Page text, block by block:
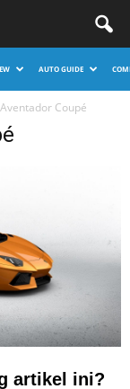
AUTO GUIDE
Coupé
artikel ini?